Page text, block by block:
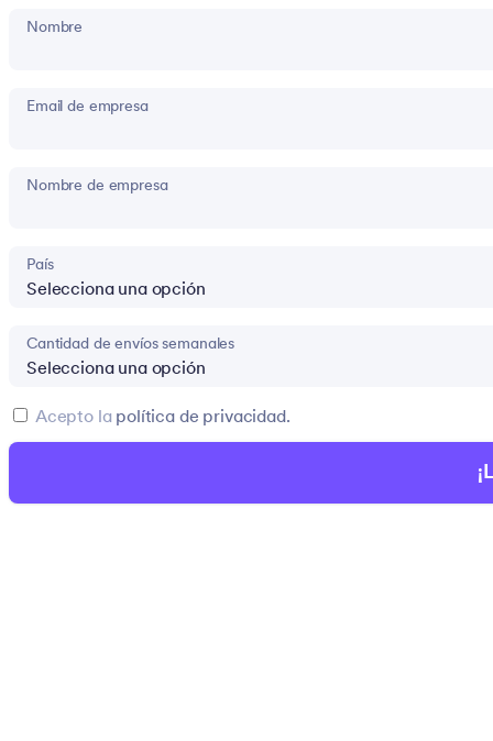
Nombre
Email de empresa
Nombre de empresa
País
Cantidad de envíos semanales
Acepto la política de privacidad.